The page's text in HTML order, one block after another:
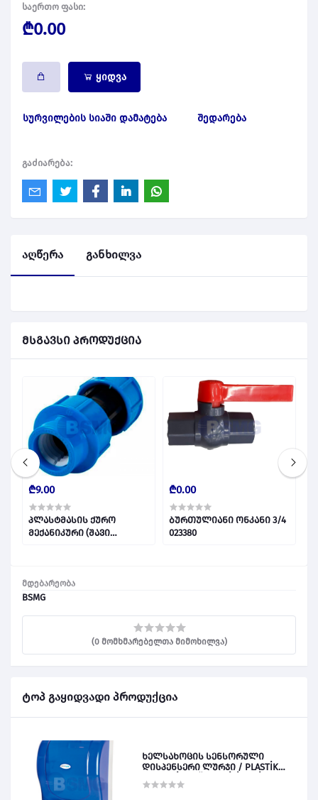
საერთო ფასი:
₾0.00
ყიდვა
სურვილების სიაში დამატება შედარება
გაძიარება:
მდებარეობა
BSMG
(0 მომხმარებელთა მიმოხილვა)
ტოპ გაყიდვადი პროდუქცია
ხელსახოცის სენსორული
დისპენსერი ლურჯი / PLASTİK
აღწერა განხილვა
მსგავსი პროდუქცია
₾9.00
პლასტმასის ქურო
მექანიკური (შავი
₾0.00
ბურთულიანი ონკანი 3/4
023380